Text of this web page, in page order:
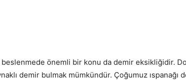
önemli bir konu da demir eksikliğidir.
demir bulmak mümkündür. Çoğumuz ıspanağı